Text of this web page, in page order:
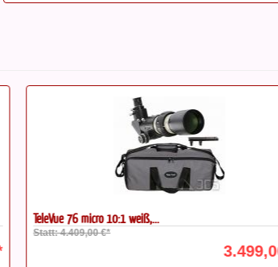
TeleVue 76 micro 10:1 weiß,...
Statt: 4.409,00 €*
3.499,00